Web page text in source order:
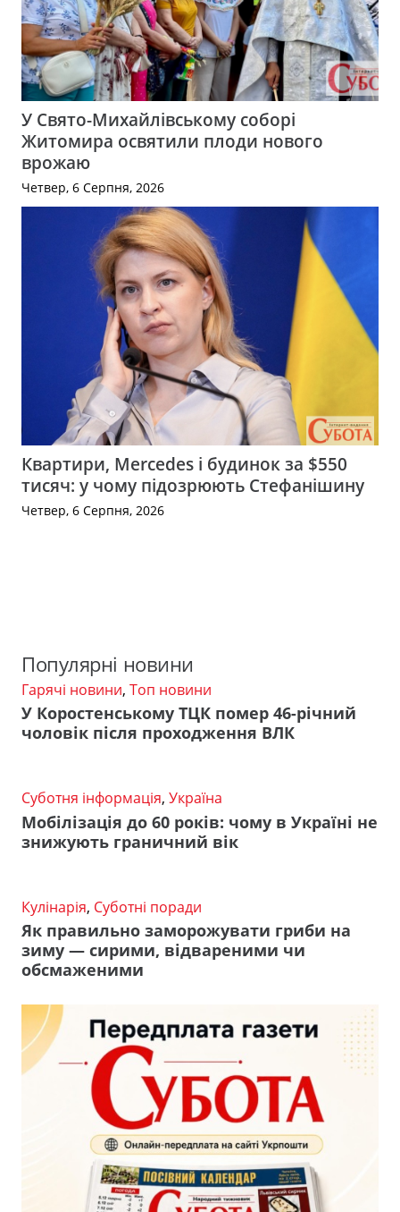
У Свято-Михайлівському соборі
Житомира освятили плоди нового
врожаю
Четвер, 6 Серпня, 2026
Квартири, Mercedes і будинок за $550
тисяч: у чому підозрюють Стефанішину
Четвер, 6 Серпня, 2026
Популярні новини
Гарячі новини, Топ новини
У Коростенському ТЦК помер 46-річний
чоловік після проходження ВЛК
Суботня інформація, Україна
Мобілізація до 60 років: чому в Україні не
знижують граничний вік
Кулінарія, Суботні поради
Як правильно заморожувати гриби на
зиму — сирими, відвареними чи
обсмаженими